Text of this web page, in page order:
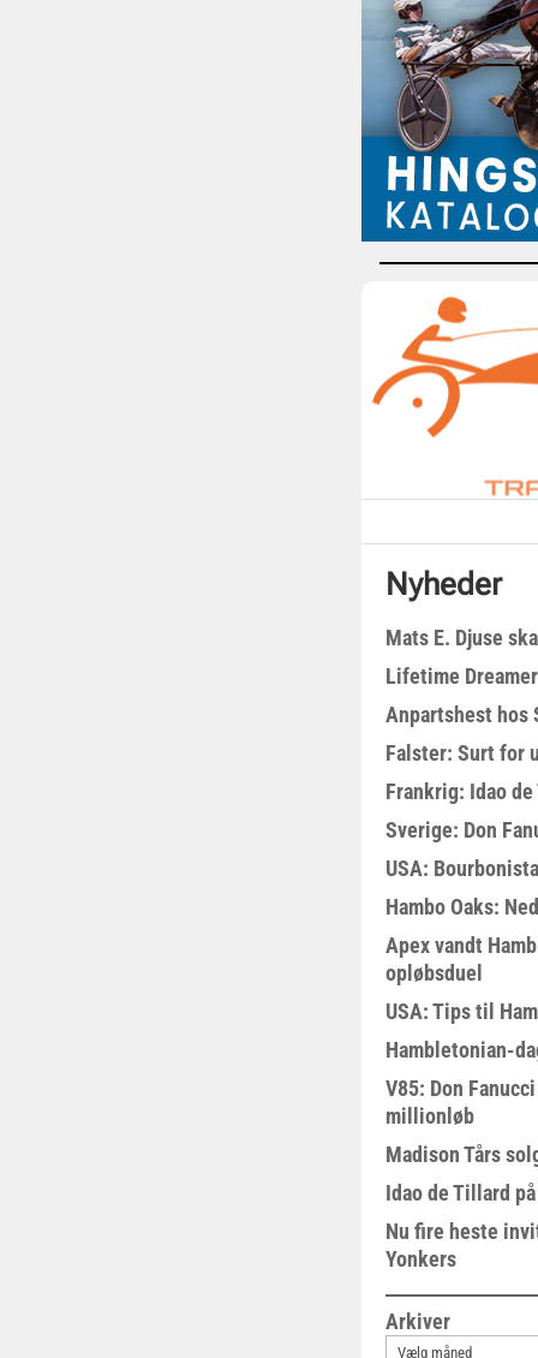
Nyheder
Mats E. Djuse
Lifetime
Anpartshest hos
Falster: Surt for
Frankrig: Idao
Sverige: Don
USA:
Hambo Oaks:
Apex vandt
opløbsduel
USA: Tips til
Hambletonian-
V85: Don
millionløb
Madison Tårs
Idao de Tillard
Nu fire heste
Yonkers
Arkiver